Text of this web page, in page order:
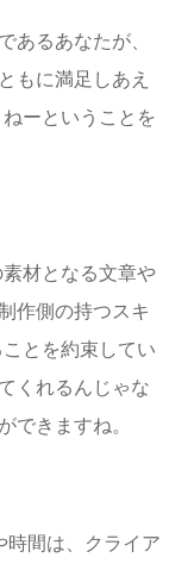
あるあなたが、
もに満足しあえ
ーということを
材となる文章や
作側の持つスキ
とを約束してい
くれるんじゃな
できますね。
時間は、クライア